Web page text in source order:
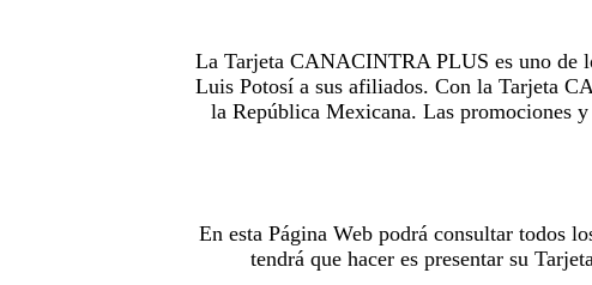
La Tarjeta CANACINTRA PLUS es uno de
Luis Potosí a sus afiliados. Con la Tarjeta
la República Mexicana. Las promociones
En esta Página Web podrá consultar todos
tendrá que hacer es presentar su